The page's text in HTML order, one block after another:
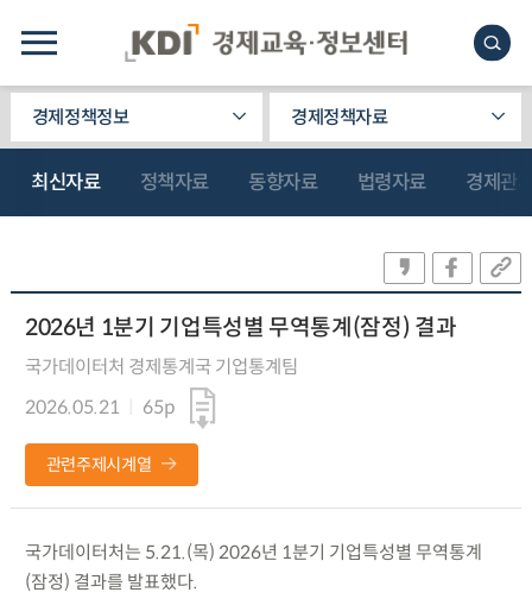
경제정책정보 경제정책자료
최신자료 정책자료 동향자료 법령자료 경제관
2026년 1분기 기업특성별 무역통계(잠정) 결과
국가데이터처 경제통계국 기업통계팀
2026.05.21
65p
관련주제시계열
국가데이터처는 5.21.(목) 2026년 1분기 기업특성별 무역통계
(잠정) 결과를 발표했다.